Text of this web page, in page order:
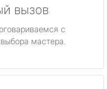
вызов
с
мастера.